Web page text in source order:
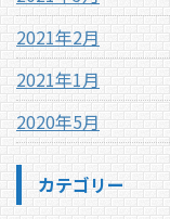
2021年2月
2021年1月
2020年5月
カテゴリー